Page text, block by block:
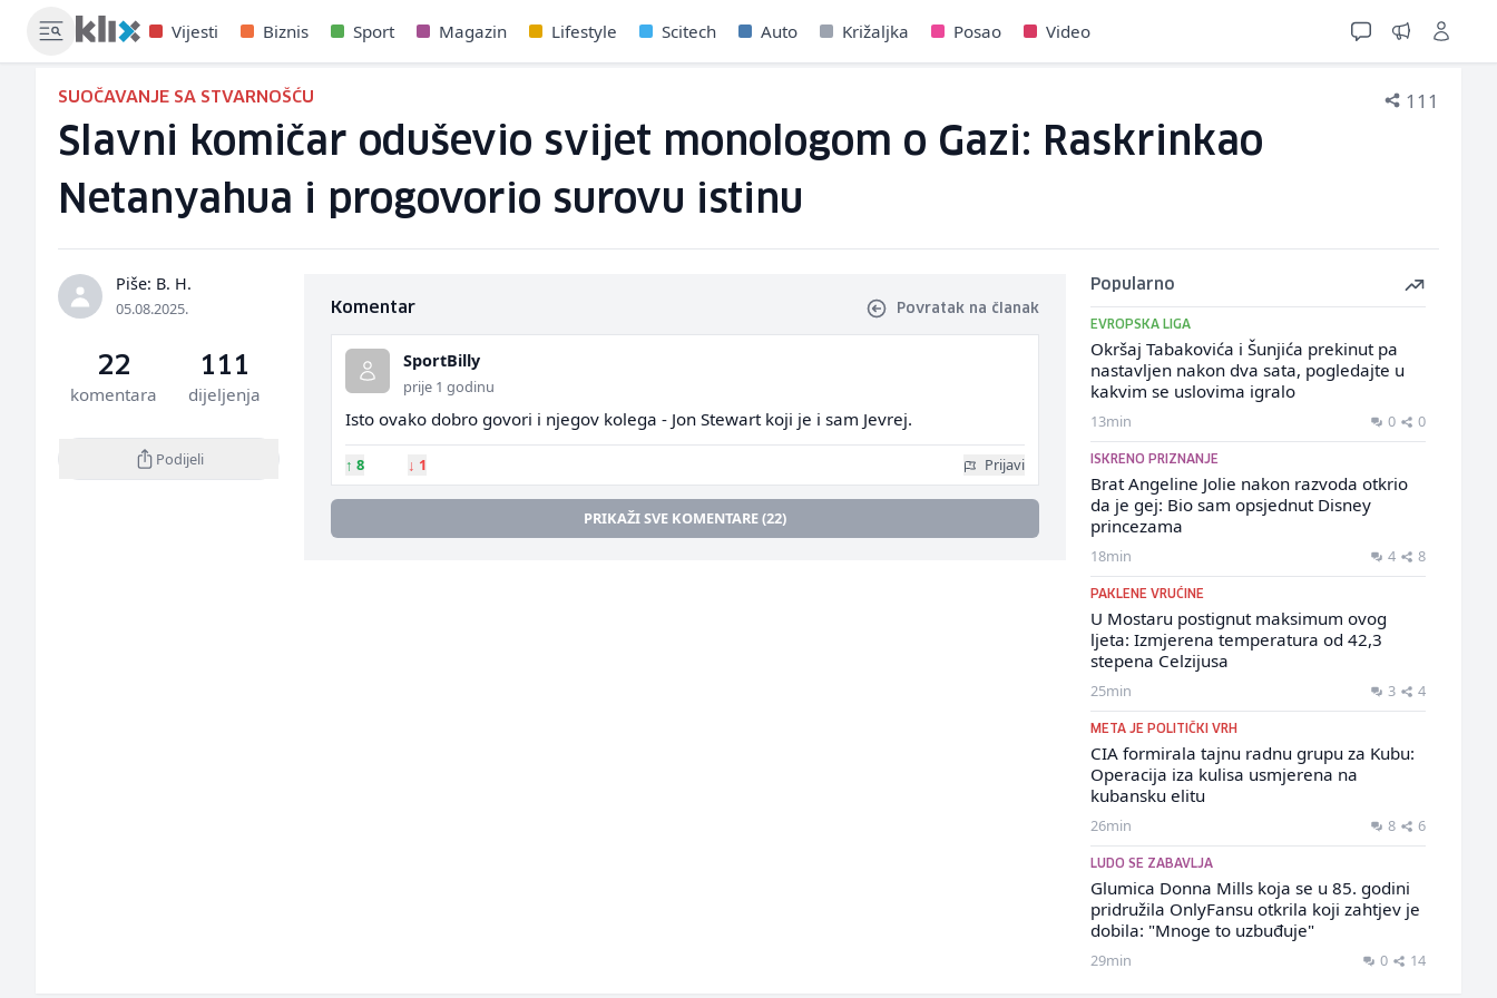
Vijesti Biznis Sport Magazin Lifestyle Scitech Auto Križaljka Posao Video
SUOČAVANJE SA STVARNOŠĆU 111
Slavni komičar oduševio svijet monologom o Gazi: Raskrinkao
Netanyahua i progovorio surovu istinu
Piše: B. H.
05.08.2025.
22
komentara
111
dijeljenja
Podijeli
Komentar Povratak na članak
SportBilly
prije 1 godinu
Isto ovako dobro govori i njegov kolega - Jon Stewart koji je i sam Jevrej.
↑ 8 ↓ 1 Prijavi
PRIKAŽI SVE KOMENTARE (22)
Popularno
EVROPSKA LIGA
Okršaj Tabakovića i Šunjića prekinut pa
nastavljen nakon dva sata, pogledajte u
kakvim se uslovima igralo
13min 0 0
ISKRENO PRIZNANJE
Brat Angeline Jolie nakon razvoda otkrio
da je gej: Bio sam opsjednut Disney
princezama
18min 4 8
PAKLENE VRUĆINE
U Mostaru postignut maksimum ovog
ljeta: Izmjerena temperatura od 42,3
stepena Celzijusa
25min 3 4
META JE POLITIČKI VRH
CIA formirala tajnu radnu grupu za Kubu:
Operacija iza kulisa usmjerena na
kubansku elitu
26min 8 6
LUDO SE ZABAVLJA
Glumica Donna Mills koja se u 85. godini
pridružila OnlyFansu otkrila koji zahtjev je
dobila: "Mnoge to uzbuđuje"
29min 0 14